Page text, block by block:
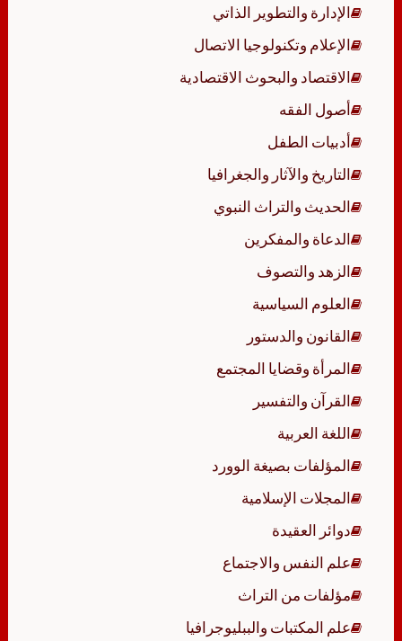
الإدارة والتطوير الذاتي
الإعلام وتكنولوجيا الاتصال
الاقتصاد والبحوث الاقتصادية
أصول الفقه
أدبيات الطفل
التاريخ والآثار والجغرافيا
الحديث والتراث النبوي
الدعاة والمفكرين
الزهد والتصوف
العلوم السياسية
القانون والدستور
المرأة وقضايا المجتمع
القرآن والتفسير
اللغة العربية
المؤلفات بصيغة الوورد
المجلات الإسلامية
دوائر العقيدة
علم النفس والاجتماع
مؤلفات من التراث
علم المكتبات والببليوجرافيا